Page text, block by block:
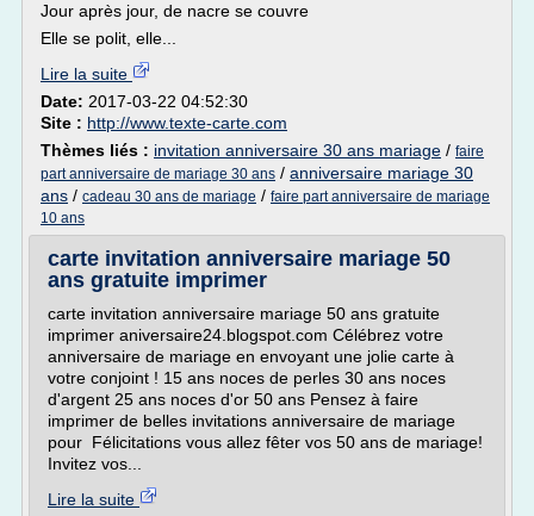
Jour après jour, de nacre se couvre
Elle se polit, elle...
Lire la suite
Date: 2017-03-22 04:52:30
Site : http://www.texte-carte.com
Thèmes liés : invitation anniversaire 30 ans mariage / faire
part anniversaire de mariage 30 ans / anniversaire mariage 30
ans / cadeau 30 ans de mariage / faire part anniversaire de mariage
10 ans
carte invitation anniversaire mariage 50
ans gratuite imprimer
carte invitation anniversaire mariage 50 ans gratuite
imprimer aniversaire24.blogspot.com Célébrez votre
anniversaire de mariage en envoyant une jolie carte à
votre conjoint ! 15 ans noces de perles 30 ans noces
d'argent 25 ans noces d'or 50 ans Pensez à faire
imprimer de belles invitations anniversaire de mariage
pour Félicitations vous allez fêter vos 50 ans de mariage!
Invitez vos...
Lire la suite